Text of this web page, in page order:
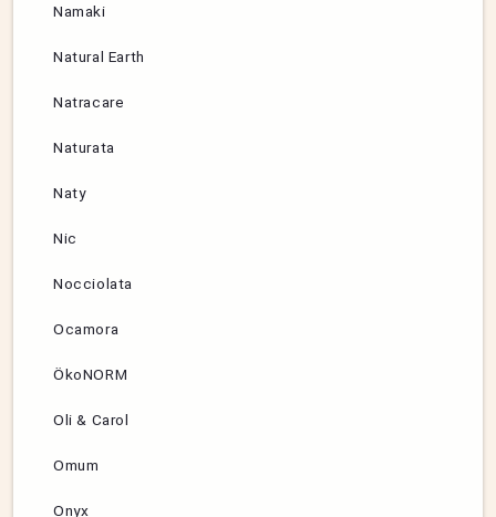
Namaki
Natural Earth
Natracare
Naturata
Naty
Nic
Nocciolata
Ocamora
ÖkoNORM
Oli & Carol
Omum
Onyx